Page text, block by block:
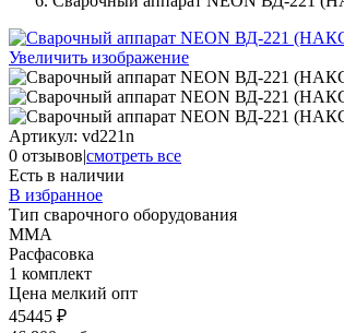
Увеличить изображение
Артикул: vd221n
0 отзывов|смотреть все
Есть в наличии
В избранное
Тип сварочного оборудования
ММА
Расфасовка
1 комплект
Цена мелкий опт
45445 ₽